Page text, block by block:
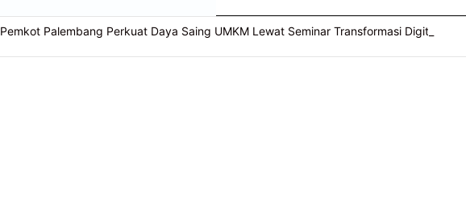
Pemkot Palembang Perkuat Daya Saing UMKM Lewat Seminar Transformasi Digital